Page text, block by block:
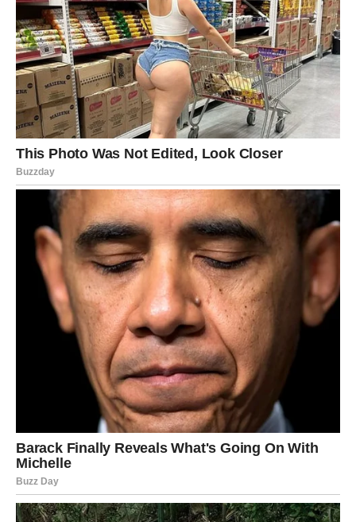
Najviše razloga za zadovoljstvo imajuRibe, kojima stiže
novac koji rješava mnogo toga,Strijelčevi, kojima se
otvara put prema velikoj zaradi, teRakovi, kojima
finansijska vijest donosi veliko olakšanje.
Zvijezde poručuju da se najbolje vijesti često pojave onda
kada su nam najpotrebnije. Za ove znakove upravo takav
trenutak dolazi vrlo brzo.